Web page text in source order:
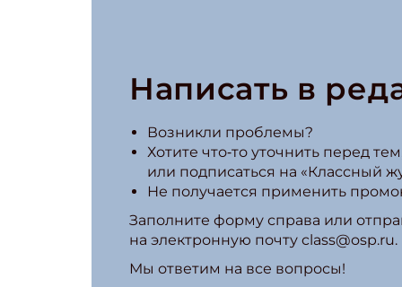
Написать в
Возникли проблемы?
Хотите что‑то уточнить перед
или подписаться на «Классный
Не получается применить
Заполните форму справа или
на электронную почту class@osp.ru.
Мы ответим на все вопросы!